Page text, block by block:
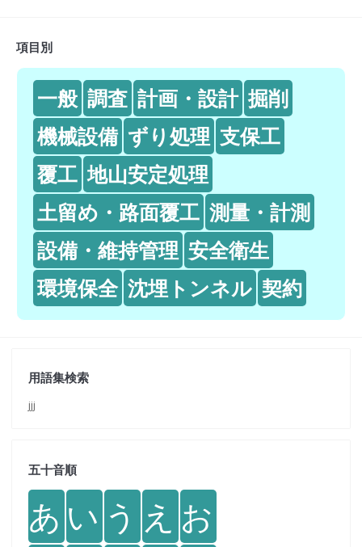
項目別
一般 調査 計画・設計 掘削
機械設備 ずり処理 支保工
覆工 地山安定処理
土留め・路面覆工 測量・計測
設備・維持管理 安全衛生
環境保全 沈埋トンネル 契約
用語集検索
jjj
五十音順
あ い う え お